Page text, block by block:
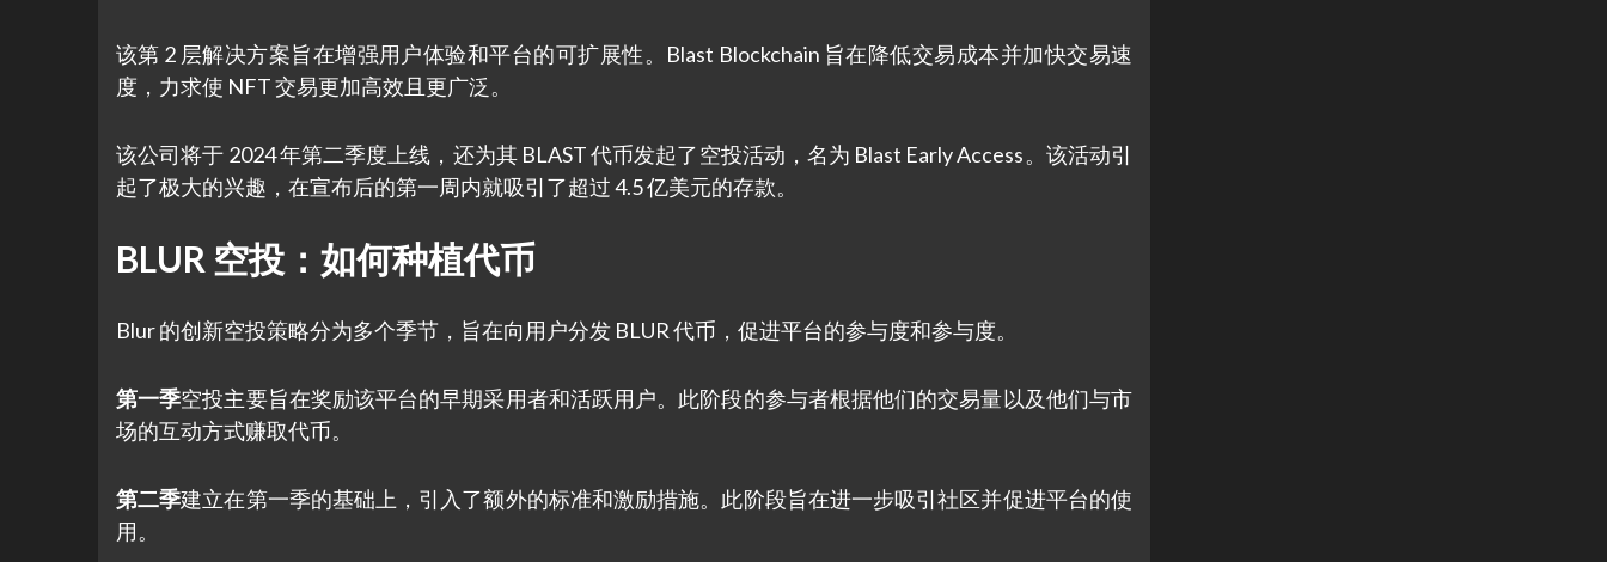
该第 2 层解决方案旨在增强用户体验和平台的可扩展性。Blast Blockchain 旨在降低交易成本并加快交易速
度，力求使 NFT 交易更加高效且更广泛。
该公司将于 2024 年第二季度上线，还为其 BLAST 代币发起了空投活动，名为 Blast Early Access。该活动引
起了极大的兴趣，在宣布后的第一周内就吸引了超过 4.5 亿美元的存款。
BLUR 空投：如何种植代币
Blur 的创新空投策略分为多个季节，旨在向用户分发 BLUR 代币，促进平台的参与度和参与度。
第一季空投主要旨在奖励该平台的早期采用者和活跃用户。此阶段的参与者根据他们的交易量以及他们与市
场的互动方式赚取代币。
第二季建立在第一季的基础上，引入了额外的标准和激励措施。此阶段旨在进一步吸引社区并促进平台的使
用。